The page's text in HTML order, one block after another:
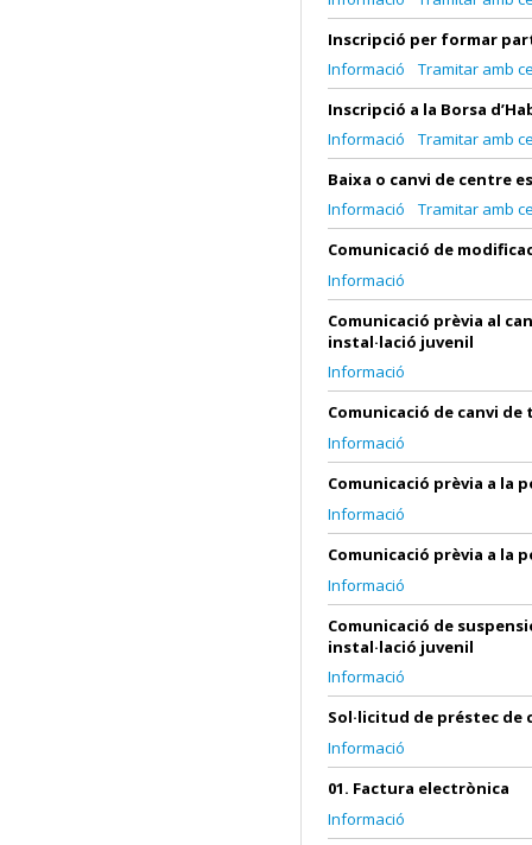
Inscripció per formar
Informació
Tramitar amb
Inscripció a la Borsa
Informació
Tramitar amb
Baixa o canvi de centre
Informació
Tramitar amb
Comunicació de
Informació
Comunicació prèvia al
instal·lació juvenil
Informació
Comunicació de canvi
Informació
Comunicació prèvia a la
Informació
Comunicació prèvia a la
Informació
Comunicació de
instal·lació juvenil
Informació
Sol·licitud de préstec de
Informació
01. Factura electrònica
Informació